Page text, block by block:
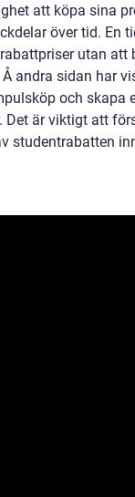
att köpa sina
över tid. En
utan att
andra sidan har
och skapa
Det är viktigt att
studentrabatten